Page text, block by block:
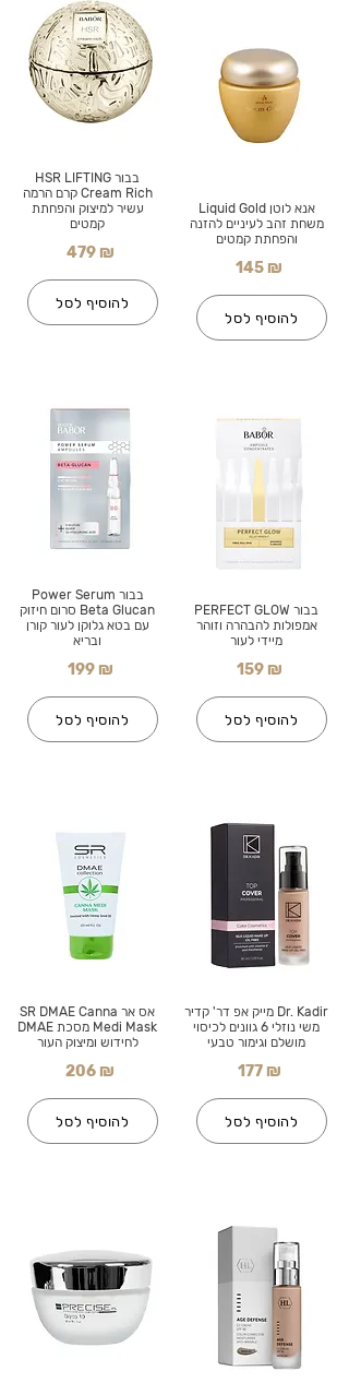
בבור HSR LIFTING
Cream Rich קרם הרמה
עשיר למיצוק והפחתת
קמטים
479 ₪
להוסיף לסל
בבור Power Serum
Beta Glucan סרום חיזוק
עם בטא גלוקן לעור קורן
ובריא
199 ₪
להוסיף לסל
אס אר SR DMAE Canna
Medi Mask מסכת DMAE
לחידוש ומיצוק העור
206 ₪
להוסיף לסל
אנא לוטן Liquid Gold
משחת זהב לעיניים להזנה
והפחתת קמטים
145 ₪
להוסיף לסל
בבור PERFECT GLOW
אמפולות להבהרה וזוהר
מיידי לעור
159 ₪
להוסיף לסל
Dr. Kadir מייק אפ דר' קדיר
משי נוזלי 6 גוונים לכיסוי
מושלם וגימור טבעי
177 ₪
להוסיף לסל